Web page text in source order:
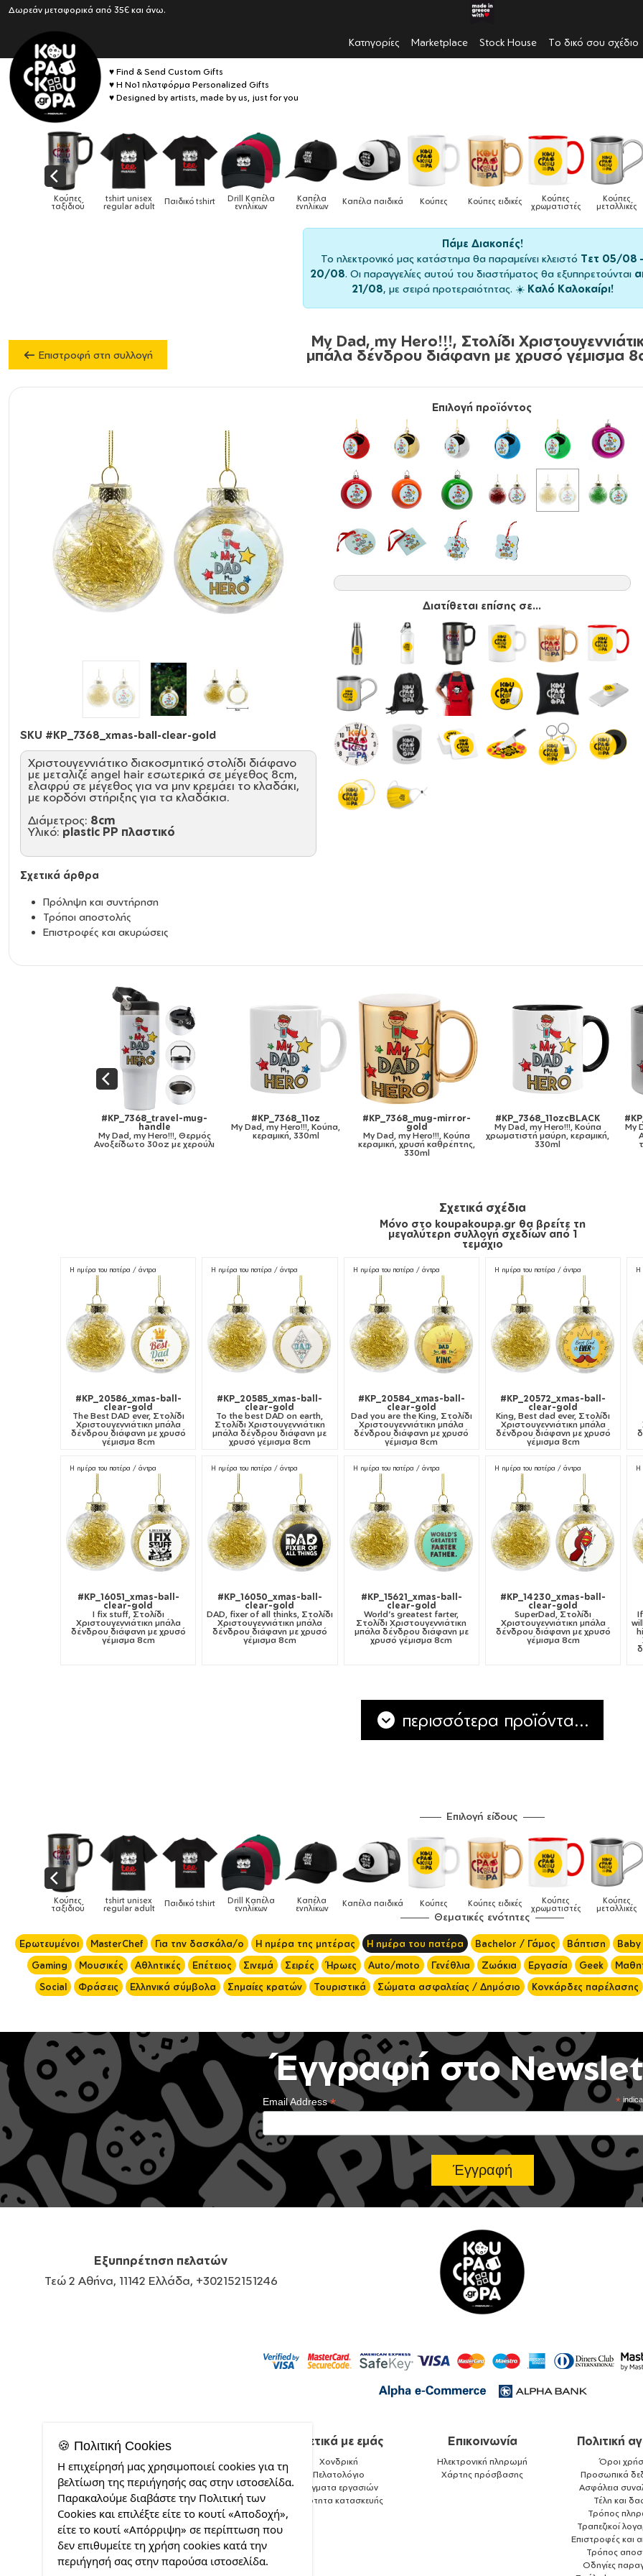
Δωρεάν μεταφορικά από 35€ και άνω.
Κατηγορίες Marketplace Stock House Το δικό σου σχέδιο
♥ Find & Send Custom Gifts
♥ Η No1 πλατφόρμα Personalized Gifts
♥ Designed by artists, made by us, just for you
tshirt unisex
regular adult Παιδικό tshirt Drill Καπέλα
ενηλίκων
Καπέλα
ενηλίκων Καπέλα παιδικά Κούπες Κούπες ειδικές Κούπες
χρωματιστές
Κούπες
μεταλλικές
Δοχεία
Πάμε Διακοπές!
Το ηλεκτρονικό μας κατάστημα θα παραμείνει κλειστό Τετ 05/08
20/08. Οι παραγγελίες αυτού του διαστήματος θα εξυπηρετούνται
21/08, με σειρά προτεραιότητας. ☀️ Καλό Καλοκαίρι!
Επιστροφή στη συλλογή
My Dad, my Hero!!!, Στολίδι
μπάλα δένδρου διάφανη με χρυσό γέμισμα
SKU #KP_7368_xmas-ball-clear-gold
Χριστουγεννιάτικο διακοσμητικό στολίδι διάφανο
με μεταλιζέ angel hair εσωτερικά σε μέγεθος 8cm,
ελαφρύ σε μέγεθος για να μην κρεμάει το κλαδάκι,
με κορδόνι στήριξης για τα κλαδάκια.
Διάμετρος: 8cm
Υλικό: plastic PP πλαστικό
Σχετικά άρθρα
Πρόληψη και συντήρηση
Τρόποι αποστολής
Επιστροφές και ακυρώσεις
Επιλογή προϊόντος
Διατίθεται επίσης σε...
#KP_7368_11oz
My Dad, my Hero!!!, Κούπα,
κεραμική, 330ml
#KP_7368_mug-mirror-
gold
My Dad, my Hero!!!, Κούπα
κεραμική, χρυσή καθρέπτης,
330ml
#KP_7368_11ozcBLACK
My Dad, my Hero!!!, Κούπα
χρωματιστή μαύρη, κεραμική,
#KP_7368_metaldouble
My Dad, my Hero!!!, Κούπα
Ανοξείδωτη διπλού
τοιχώματος 300ml
#KP_7368_gymbag-
white
My Dad, my Hero!!!,
πλάτης πουγκί
λευκή, με τσέπη
Σχετικά σχέδια
Μόνο στο koupakoupa.gr θα βρείτε τη
μεγαλύτερη συλλογή σχεδίων από 1
τεμάχιο
Η ημέρα του πατέρα / άντρα
#KP_20586_xmas-ball-
clear-gold
The Best DAD ever, Στολίδι
Χριστουγεννιάτικη μπάλα
δένδρου διάφανη με χρυσό
γέμισμα 8cm
Η ημέρα του πατέρα / άντρα
#KP_20585_xmas-ball-
clear-gold
To the best DAD on earth,
Στολίδι Χριστουγεννιάτικη
μπάλα δένδρου διάφανη με
χρυσό γέμισμα 8cm
Η ημέρα του πατέρα / άντρα
#KP_20584_xmas-ball-
clear-gold
Dad you are the King, Στολίδι
Χριστουγεννιάτικη μπάλα
δένδρου διάφανη με χρυσό
γέμισμα 8cm
Η ημέρα του πατέρα / άντρα
#KP_20572_xmas-ball-
clear-gold
King, Best dad ever, Στολίδι
Χριστουγεννιάτικη μπάλα
δένδρου διάφανη με χρυσό
γέμισμα 8cm
Η
Η ημέρα του πατέρα / άντρα
#KP_16051_xmas-ball-
clear-gold
I fix stuff, Στολίδι
Χριστουγεννιάτικη μπάλα
δένδρου διάφανη με χρυσό
γέμισμα 8cm
Η ημέρα του πατέρα / άντρα
#KP_16050_xmas-ball-
clear-gold
DAD, fixer of all thinks, Στολίδι
Χριστουγεννιάτικη μπάλα
δένδρου διάφανη με χρυσό
γέμισμα 8cm
Η ημέρα του πατέρα / άντρα
#KP_15621_xmas-ball-
clear-gold
World's greatest farter,
Στολίδι Χριστουγεννιάτικη
μπάλα δένδρου διάφανη με
χρυσό γέμισμα 8cm
Η ημέρα του πατέρα / άντρα
#KP_14230_xmas-ball-
clear-gold
SuperDad, Στολίδι
Χριστουγεννιάτικη μπάλα
δένδρου διάφανη με χρυσό
γέμισμα 8cm
Η
περισσότερα προϊόντα...
Επιλογή είδους
tshirt unisex
regular adult Παιδικό tshirt Drill Καπέλα
ενηλίκων
Καπέλα
ενηλίκων Καπέλα παιδικά Κούπες Κούπες ειδικές Κούπες
χρωματιστές μεταλλικές
Θεματικές ενότητες
Ερωτευμένοι MasterChef Για την δασκάλα/ο Η ημέρα της μητέρας Η ημέρα του πατέρα Bachelor / Γάμος Βάπτιση
Gaming
Μουσικές Αθλητικές Επέτειος Σινεμά Σειρές Ήρωες Auto/moto Γενέθλια Ζωάκια Εργασία Geek
Social
Φράσεις Ελληνικά σύμβολα Σημαίες κρατών Τουριστικά Σώματα ασφαλείας / Δημόσιο Κονκάρδες παρέλασης
Έγγραφή στο
*
Email Address*
Εξυπηρέτηση πελατών
Τεώ 2 Αθήνα, 11142 Ελλάδα, +302152151246
Σχετικά με εμάς
Χονδρική
Πελατολόγιο
Δείγματα εργασιών
Ποιότητα κατασκευής
Επικοινωνία
Ηλεκτρονική πληρωμή
Χάρτης πρόσβασης
Πολιτική
Όροι
Προσωπικά
Ασφάλεια
Τέλη και
Τρόπος
Τραπεζικοί
Επιστροφές και
Τρόπος
Οδηγίες
🍪 Πολιτική Cookies
Η επιχείρησή μας χρησιμοποιεί cookies για τη
βελτίωση της περιήγησής σας στην ιστοσελίδα.
Παρακαλούμε διαβάστε την Πολιτική των
Cookies και επιλέξτε είτε το κουτί «Αποδοχή»,
είτε το κουτί «Απόρριψη» σε περίπτωση που
δεν επιθυμείτε τη χρήση cookies κατά την
περιήγησή σας στην παρούσα ιστοσελίδα.